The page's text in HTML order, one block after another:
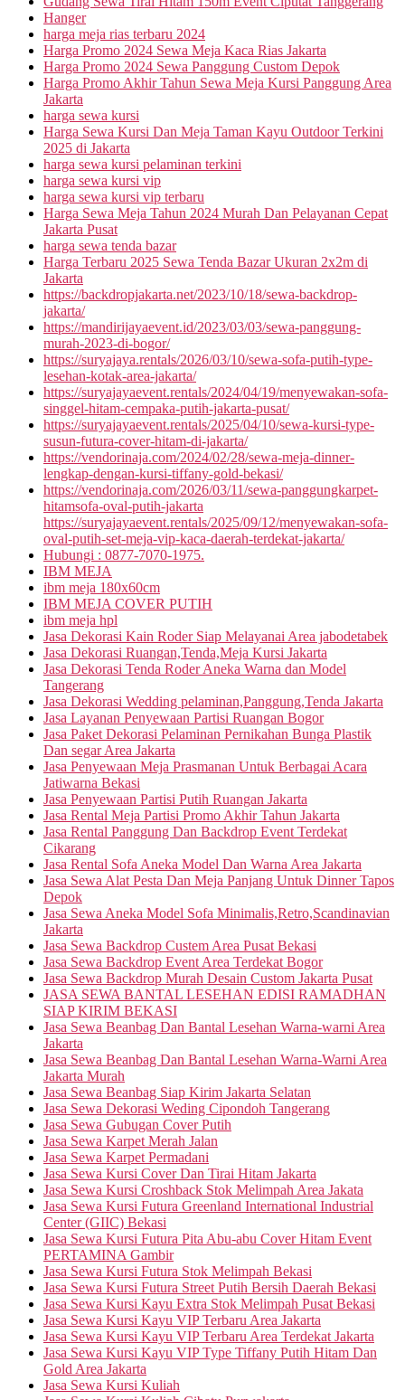
Hanger
harga meja rias terbaru 2024
Harga Promo 2024 Sewa Meja Kaca Rias Jakarta
Harga Promo 2024 Sewa Panggung Custom Depok
Harga Promo Akhir Tahun Sewa Meja Kursi Panggung Area
Jakarta
harga sewa kursi
Harga Sewa Kursi Dan Meja Taman Kayu Outdoor Terkini
2025 di Jakarta
harga sewa kursi pelaminan terkini
harga sewa kursi vip
harga sewa kursi vip terbaru
Harga Sewa Meja Tahun 2024 Murah Dan Pelayanan Cepat
Jakarta Pusat
harga sewa tenda bazar
Harga Terbaru 2025 Sewa Tenda Bazar Ukuran 2x2m di
Jakarta
https://backdropjakarta.net/2023/10/18/sewa-backdrop-
jakarta/
https://mandirijayaevent.id/2023/03/03/sewa-panggung-
murah-2023-di-bogor/
https://suryajaya.rentals/2026/03/10/sewa-sofa-putih-type-
lesehan-kotak-area-jakarta/
https://suryajayaevent.rentals/2024/04/19/menyewakan-sofa-
singgel-hitam-cempaka-putih-jakarta-pusat/
https://suryajayaevent.rentals/2025/04/10/sewa-kursi-type-
susun-futura-cover-hitam-di-jakarta/
https://vendorinaja.com/2024/02/28/sewa-meja-dinner-
lengkap-dengan-kursi-tiffany-gold-bekasi/
https://vendorinaja.com/2026/03/11/sewa-panggungkarpet-
hitamsofa-oval-putih-jakarta
https://suryajayaevent.rentals/2025/09/12/menyewakan-sofa-
oval-putih-set-meja-vip-kaca-daerah-terdekat-jakarta/
Hubungi : 0877-7070-1975.
IBM MEJA
ibm meja 180x60cm
IBM MEJA COVER PUTIH
ibm meja hpl
Jasa Dekorasi Kain Roder Siap Melayanai Area jabodetabek
Jasa Dekorasi Ruangan,Tenda,Meja Kursi Jakarta
Jasa Dekorasi Tenda Roder Aneka Warna dan Model
Tangerang
Jasa Dekorasi Wedding pelaminan,Panggung,Tenda Jakarta
Jasa Layanan Penyewaan Partisi Ruangan Bogor
Jasa Paket Dekorasi Pelaminan Pernikahan Bunga Plastik
Dan segar Area Jakarta
Jasa Penyewaan Meja Prasmanan Untuk Berbagai Acara
Jatiwarna Bekasi
Jasa Penyewaan Partisi Putih Ruangan Jakarta
Jasa Rental Meja Partisi Promo Akhir Tahun Jakarta
Jasa Rental Panggung Dan Backdrop Event Terdekat
Cikarang
Jasa Rental Sofa Aneka Model Dan Warna Area Jakarta
Jasa Sewa Alat Pesta Dan Meja Panjang Untuk Dinner Tapos
Depok
Jasa Sewa Aneka Model Sofa Minimalis,Retro,Scandinavian
Jakarta
Jasa Sewa Backdrop Custem Area Pusat Bekasi
Jasa Sewa Backdrop Event Area Terdekat Bogor
Jasa Sewa Backdrop Murah Desain Custom Jakarta Pusat
JASA SEWA BANTAL LESEHAN EDISI RAMADHAN
SIAP KIRIM BEKASI
Jasa Sewa Beanbag Dan Bantal Lesehan Warna-warni Area
Jakarta
Jasa Sewa Beanbag Dan Bantal Lesehan Warna-Warni Area
Jakarta Murah
Jasa Sewa Beanbag Siap Kirim Jakarta Selatan
Jasa Sewa Dekorasi Weding Cipondoh Tangerang
Jasa Sewa Gubugan Cover Putih
Jasa Sewa Karpet Merah Jalan
Jasa Sewa Karpet Permadani
Jasa Sewa Kursi Cover Dan Tirai Hitam Jakarta
Jasa Sewa Kursi Croshback Stok Melimpah Area Jakata
Jasa Sewa Kursi Futura Greenland International Industrial
Center (GIIC) Bekasi
Jasa Sewa Kursi Futura Pita Abu-abu Cover Hitam Event
PERTAMINA Gambir
Jasa Sewa Kursi Futura Stok Melimpah Bekasi
Jasa Sewa Kursi Futura Street Putih Bersih Daerah Bekasi
Jasa Sewa Kursi Kayu Extra Stok Melimpah Pusat Bekasi
Jasa Sewa Kursi Kayu VIP Terbaru Area Jakarta
Jasa Sewa Kursi Kayu VIP Terbaru Area Terdekat Jakarta
Jasa Sewa Kursi Kayu VIP Type Tiffany Putih Hitam Dan
Gold Area Jakarta
Jasa Sewa Kursi Kuliah